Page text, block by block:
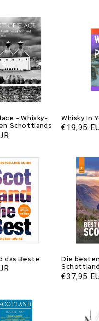
- Whisky-
Schottlands
Whisky In
Normaler
€19,95
das Beste
Die
Guide
Normaler
€37,95